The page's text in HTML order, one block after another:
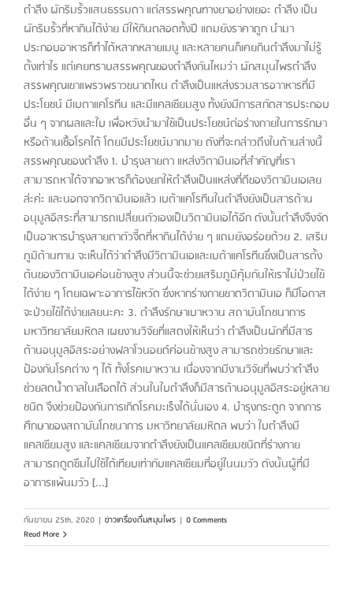
ตำลึง ผักริมรั้วแสนธรรมดา แต่สรรพคุณทางยาอย่างเยอะ ตำลึง เป็น
ผักริมรั้วที่หากินได้ง่าย มีให้กินตลอดทั้งปี แถมยังราคาถูก นำมา
ประกอบอาหารก็ทำได้หลากหลายเมนู และหลายคนก็เคยกินตำลึงมาไม่รู้
ตั้งเท่าไร แต่เคยทราบสรรพคุณของตำลึงกันไหมว่า ผักสมุนไพรตำลึง
สรรพคุณเขาแพรวพราวขนาดไหน ตำลึงเป็นแหล่งรวมสารอาาหารที่มี
ประโยชน์ มีเบตาแคโรทีน และมีแคลเซียมสูง ทั้งยังมีการสกัดสารประกอบ
อื่น ๆ จากผลและใบ เพื่อหวังนำมาใช้เป็นประโยชน์ต่อร่างกายในการรักษา
หรือต้านเชื้อโรคได้ โดยมีประโยชน์มากมาย ดังที่จะกล่าวถึงในด้านล่างนี้
สรรพคุณของตำลึง 1. บำรุงสายตา แหล่งวิตามินเอที่สำคัญที่เรา
สามารถหาได้จากอาหารก็ต้องยกให้ตำลึงเป็นแหล่งที่ดีของวิตามินเอเลย
ล่ะค่ะ และนอกจากวิตามินเอแล้ว เบต้าแคโรทีนในตำลึงยังเป็นสารต้าน
อนุมูลอิสระที่สามารถเปลี่ยนตัวเองเป็นวิตามินเอได้อีก ดังนั้นตำลึงจึงจัด
เป็นอาหารบำรุงสายตาตัวจี๊ดที่หากินได้ง่าย ๆ แถมยังอร่อยด้วย 2. เสริม
ภูมิต้านทาน จะเห็นได้ว่าตำลึงมีวิตามินเอและเบต้าแคโรทีนซึ่งเป็นสารตั้ง
ต้นของวิตามินเอค่อนข้างสูง ส่วนนี้จะช่วยเสริมภูมิคุ้มกันให้เราไม่ป่วยไข้
ได้ง่าย ๆ โดยเฉพาะอาการไข้หวัด ซึ่งหากร่างกายขาดวิตามินเอ ก็มีโอกาส
จะป่วยไข้ได้ง่ายเลยนะคะ 3. ตำลึงรักษาเบาหวาน สถาบันโภชนาการ
มหาวิทยาลัยมหิดล เผยงานวิจัยที่แสดงให้เห็นว่า ตำลึงเป็นผักที่มีสาร
ต้านอนุมูลอิสระอย่างฟลาโวนอยด์ค่อนข้างสูง สามารถช่วยรักษาและ
ป้องกันโรคต่าง ๆ ได้ ทั้งโรคเบาหวาน เนื่องจากมีงานวิจัยที่พบว่าตำลึง
ช่วยลดน้ำตาลในเลือดได้ ส่วนในใบตำลึงก็มีสารต้านอนุมูลอิสระอยู่หลาย
ชนิด จึงช่วยป้องกันการเกิดโรคมะเร็งได้นั่นเอง 4. บำรุงกระดูก จากการ
ศึกษาของสถาบันโภชนาการ มหาวิทยาลัยมหิดล พบว่า ใบตำลึงมี
แคลเซียมสูง และแคลเซียมจากตำลึงยังเป็นแคลเซียมชนิดที่ร่างกาย
สามารถดูดซึมไปใช้ได้เทียบเท่ากับแคลเซียมที่อยู่ในนมวัว ดังนั้นผู้ที่มี
อาการแพ้นมวัว [...]
กันยายน 25th, 2020 | ข่าวเครื่องดื่มสมุนไพร | 0 Comments
Read More